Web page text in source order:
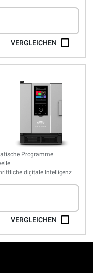
VERGLEICHEN
Programme
digitale Intelligenz
VERGLEICHEN